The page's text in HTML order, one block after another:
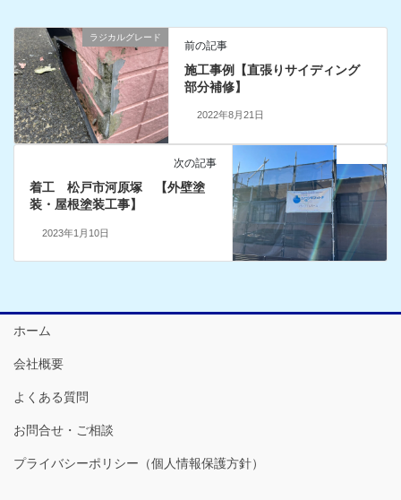
ラジカルグレード
前の記事
施工事例【直張りサイディング
部分補修】
2022年8月21日
次の記事
着工 松戸市河原塚 【外壁塗
装・屋根塗装工事】
2023年1月10日
ホーム
会社概要
よくある質問
お問合せ・ご相談
プライバシーポリシー（個人情報保護方針）